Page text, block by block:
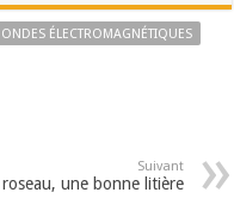
ONDES ÉLECTROMAGNÉTIQUES
Suivant
roseau, une bonne litière